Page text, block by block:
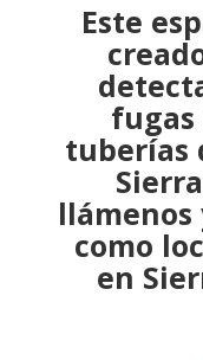
Este
fugas
tuberías
como
en